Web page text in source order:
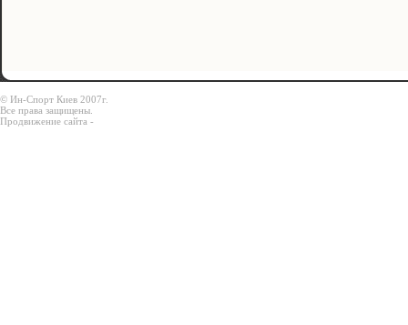
© Ин-Спорт Киев 2007г.
Все права защищены.
Продвижение сайта -